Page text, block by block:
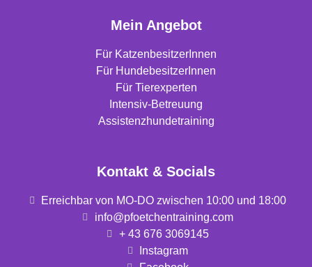
Mein Angebot
Für KatzenbesitzerInnen
Für HundebesitzerInnen
Für Tierexperten
Intensiv-Betreuung
Assistenzhundetraining
Kontakt & Socials
Erreichbar von MO-DO zwischen 10:00 und 18:00
info@pfoetchentraining.com
+ 43 676 3069145
Instagram